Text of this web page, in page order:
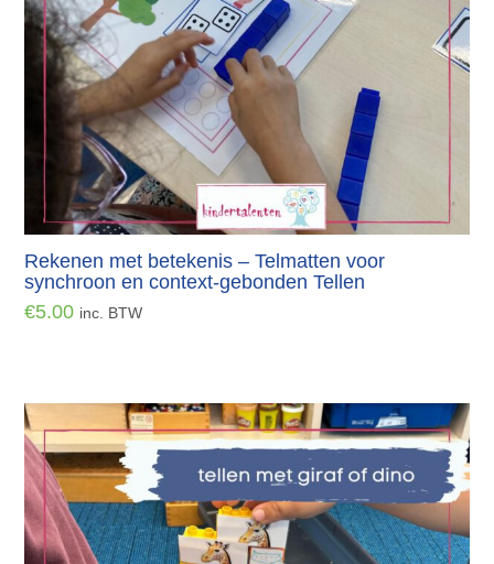
Rekenen met betekenis – Telmatten voor
synchroon en context-gebonden Tellen
€5.00 inc. BTW